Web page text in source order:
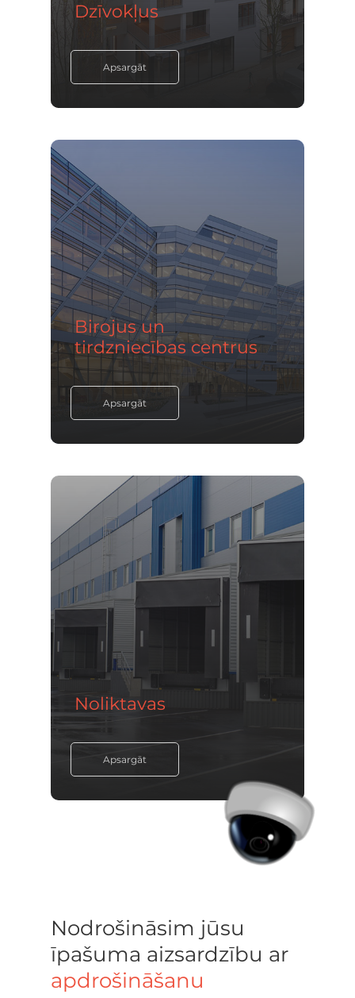
Dzīvokļus
Apsargāt
Birojus un
tirdzniecības centrus
Apsargāt
Noliktavas
Apsargāt
Nodrošināsim jūsu
īpašuma aizsardzību ar
apdrošināšanu